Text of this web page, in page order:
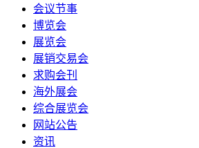
会议节事
博览会
展览会
展销交易会
求购会刊
海外展会
综合展览会
网站公告
资讯